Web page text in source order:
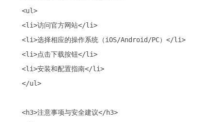
<ul>
<li>访问官方网站</li>
<li>选择相应的操作系统（iOS/Android/PC）</li>
<li>点击下载按钮</li>
<li>安装和配置指南</li>
</ul>
<h3>注意事项与安全建议</h3>